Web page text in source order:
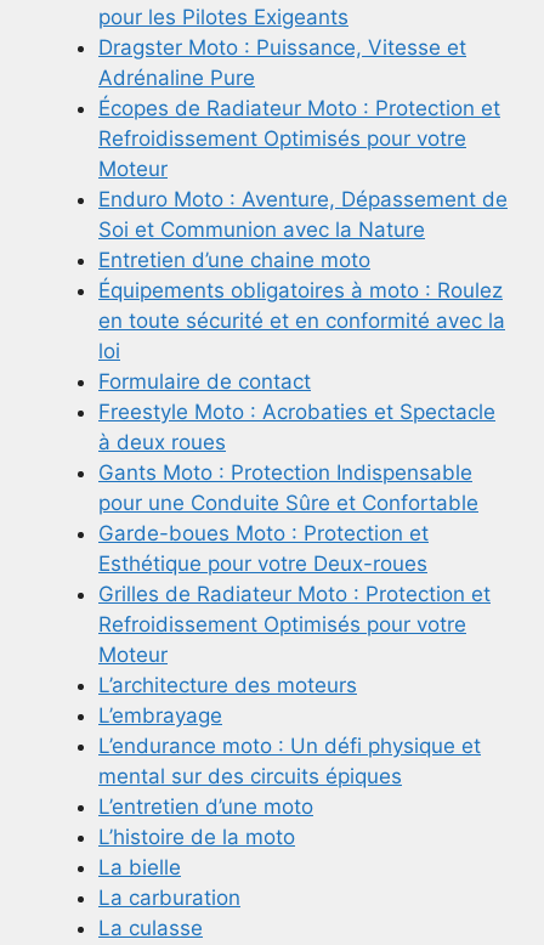
pour les Pilotes Exigeants
Dragster Moto : Puissance, Vitesse et
Adrénaline Pure
Écopes de Radiateur Moto : Protection et
Refroidissement Optimisés pour votre
Moteur
Enduro Moto : Aventure, Dépassement de
Soi et Communion avec la Nature
Entretien d’une chaine moto
Équipements obligatoires à moto : Roulez
en toute sécurité et en conformité avec la
loi
Formulaire de contact
Freestyle Moto : Acrobaties et Spectacle
à deux roues
Gants Moto : Protection Indispensable
pour une Conduite Sûre et Confortable
Garde-boues Moto : Protection et
Esthétique pour votre Deux-roues
Grilles de Radiateur Moto : Protection et
Refroidissement Optimisés pour votre
Moteur
L’architecture des moteurs
L’embrayage
L’endurance moto : Un défi physique et
mental sur des circuits épiques
L’entretien d’une moto
L’histoire de la moto
La bielle
La carburation
La culasse